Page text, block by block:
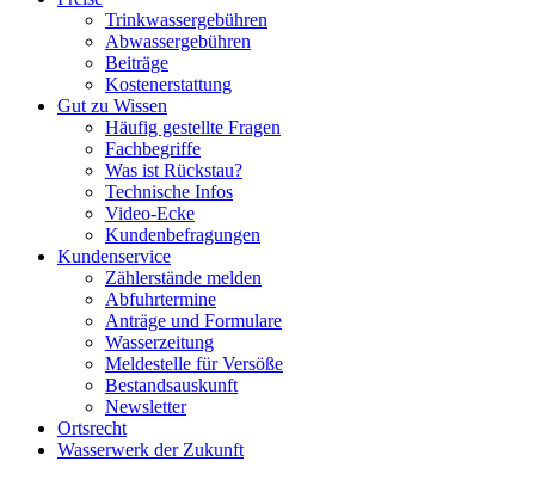
Trinkwassergebühren
Abwassergebühren
Beiträge
Kostenerstattung
Gut zu Wissen
Häufig gestellte Fragen
Fachbegriffe
Was ist Rückstau?
Technische Infos
Video-Ecke
Kundenbefragungen
Kundenservice
Zählerstände melden
Abfuhrtermine
Anträge und Formulare
Wasserzeitung
Meldestelle für Versöße
Bestandsauskunft
Newsletter
Ortsrecht
Wasserwerk der Zukunft